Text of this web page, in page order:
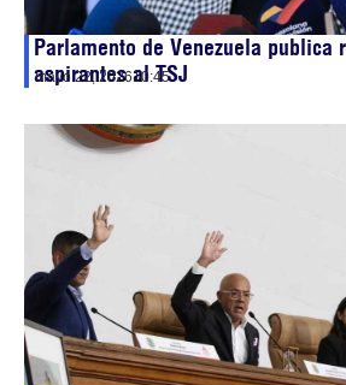
Parlamento de Venezuela publica
aspirantes al TSJ
mayo 22, 202610:45